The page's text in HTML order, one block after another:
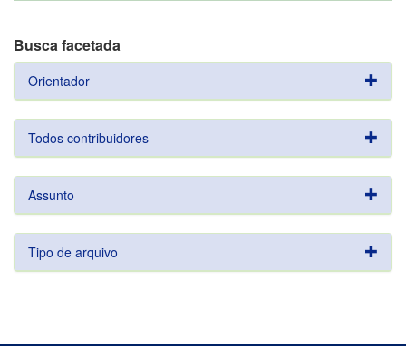
Busca facetada
Orientador
Todos contribuidores
Assunto
Tipo de arquivo